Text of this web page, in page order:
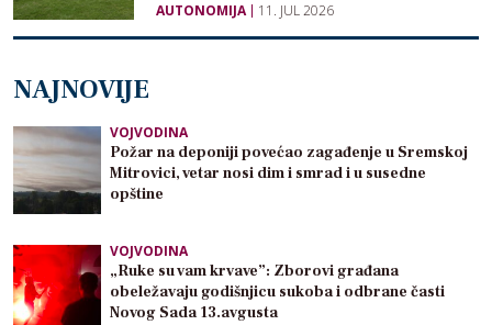
AUTONOMIJA 11. JUL 2026
NAJNOVIJE
VOJVODINA
Požar na deponiji povećao zagađenje u Sremskoj
Mitrovici, vetar nosi dim i smrad i u susedne
opštine
VOJVODINA
„Ruke su vam krvave”: Zborovi građana
obeležavaju godišnjicu sukoba i odbrane časti
Novog Sada 13.avgusta